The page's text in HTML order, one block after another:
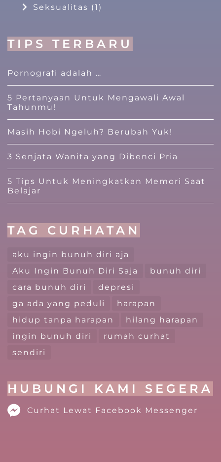
Seksualitas (1)
TIPS TERBARU
Pornografi adalah …
5 Pertanyaan Untuk Mengawali Awal
Tahunmu!
Masih Hobi Ngeluh? Berubah Yuk!
3 Senjata Wanita yang Dibenci Pria
5 Tips Untuk Meningkatkan Memori Saat
Belajar
TAG CURHATAN
aku ingin bunuh diri aja
Aku Ingin Bunuh Diri Saja
bunuh diri
cara bunuh diri
depresi
ga ada yang peduli
harapan
hidup tanpa harapan
hilang harapan
ingin bunuh diri
rumah curhat
sendiri
HUBUNGI KAMI SEGERA
Curhat Lewat Facebook Messenger